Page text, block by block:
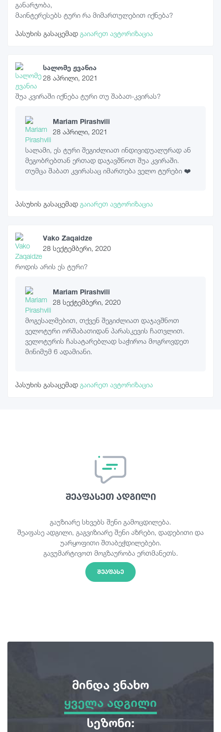
განარჯობა,
მაინტერესებს ტური რა მიმართულებით იქნება?
პასუხის გასაცემად გაიარეთ ავტორიზაცია
სალომე ჟვანია
28 აპრილი, 2021
შუა კვირაში იქნება ტური თუ შაბათ-კვირას?
Mariam Pirashvili
28 აპრილი, 2021
სალამი, ეს ტური შეგიძლიათ ინდივიდუალურად ან
მეგობრებთან ერთად დაჯავშნოთ შუა კვირაში.
თუმცა შაბათ კვირასაც იმართება ველო ტურები ❤️
პასუხის გასაცემად გაიარეთ ავტორიზაცია
Vako Zaqaidze
28 სექტემბერი, 2020
როდის არის ეს ტური?
Mariam Pirashvili
28 სექტემბერი, 2020
მოგესალმებით, თქვენ შეგიძლიათ დაჯავშნოთ
ველოტური ორშაბათიდან პარასკევის ჩათვლით.
ველოტურის ჩასატარებლად საჭიროა მოგროვდეთ
მინიმუმ 6 ადამიანი.
პასუხის გასაცემად გაიარეთ ავტორიზაცია
შეაფასეთ ადგილი
გაუზიარე სხვებს შენი გამოცდილება.
შეაფასე ადგილი, გაგვიზიარე შენი აზრები, დადებითი და
უარყოფითი შთაბეჭდილებები.
გავუმარტივოთ მოგზაურობა ერთმანეთს.
ᲨᲔᲐᲤᲐᲡᲔ
მინდა ვნახო
ყველა ადგილი
ყველა ადგილი
სეზონი: